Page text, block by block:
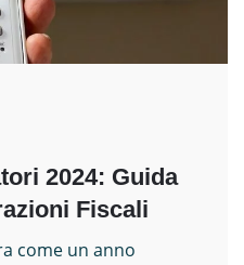
2024: Guida
Fiscali
come un anno